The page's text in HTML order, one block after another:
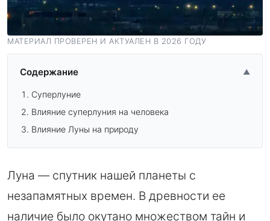
МАТЕРИАЛ ПРОВЕРЕН И АКТУАЛЕН В 2026 ГОДУ
Содержание ▲
Суперлуние
Влияние суперлуния на человека
Влияние Луны на природу
Луна — спутник нашей планеты с
незапамятных времен. В древности ее
наличие было окутано множеством тайн и